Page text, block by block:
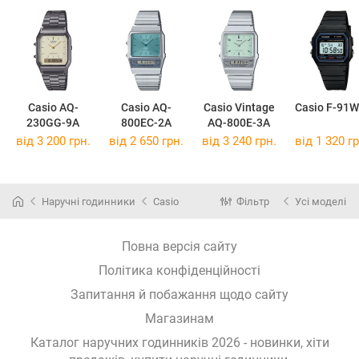
Casio AQ-
230GG-9A
Casio AQ-
800EC-2A
Casio Vintage
AQ-800E-3A
Casio F-
від 3 200 грн. від 2 650 грн. від 3 240 грн. від 1 320
Наручні годинники Casio Фільтр Усі моделі
Повна версія сайту
Політика конфіденційності
Запитання й побажання щодо сайту
Магазинам
Каталог наручних годинників 2026 - новинки, хіти